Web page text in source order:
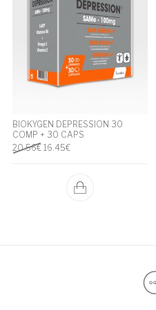
BIOKYGEN DEPRESSION 30
COMP + 30 CAPS
20.56€ O preço original era: 20.56€.
16.45€O preço atual é: 16.45€.